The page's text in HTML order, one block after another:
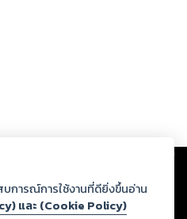
ไซต์และปรากฏว่าละเมิดสิทธิใน
ต่อกฎหมายและศีลธรรม ดังนั้น ผู้อ่าน
องด้วยตนเอง และหากท่านพบว่าส่วน
บการณ์การใช้งานที่ดียิ่งขึ้นอ่าน
และ (Cookie Policy)